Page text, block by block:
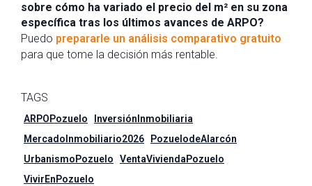
sobre cómo ha variado el precio del m² en su zona
específica tras los últimos avances de ARPO?
Puedo prepararle un análisis comparativo gratuito
para que tome la decisión más rentable.
TAGS
ARPOPozuelo
InversiónInmobiliaria
MercadoInmobiliario2026
PozuelodeAlarcón
UrbanismoPozuelo
VentaViviendaPozuelo
VivirEnPozuelo